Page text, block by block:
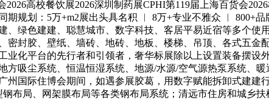
高校餐饮展2026深圳制药展CPHI第119届上海百货会
规划：5万+m2展出头具名积 ︱ 8万+专业不雅众 ︱ 800+
绿色建建、聪慧城市、数字科技、客居平易近宿等多个使
封胶、壁纸、墙砖、地砖、地板、楼梯、吊顶、各式五金
化平台的先行者和引领者，奢华标展除以上设置装备摆设
吸尘系统、恒温恒湿系统、地源/水源/空气源热泵系统、
国际住博会期间，如遇参展胶葛，用数字赋能拆卸式建建
布局、网架膜布局等各类钢布局系统；清远市住房和城乡